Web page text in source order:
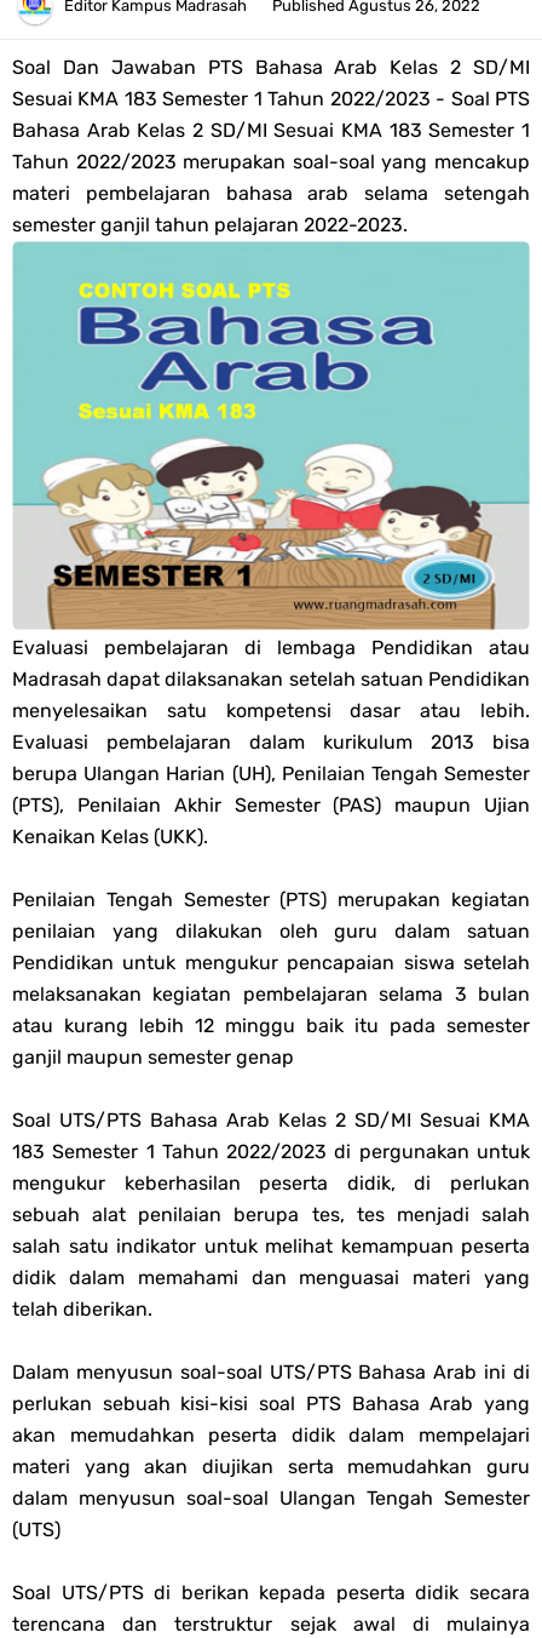
Tahun 2026
Bank Soal PAT Semester 2 Kelas 4 SD/MI Tahun 2026
Pendaftaran Akun Google Workspace bagi GTK Madrasah
Panduan GOOGLE WORKSPACE (GWS) Untuk Guru Madrasah
Bank Soal ASAT/PAT Kelas 5 SD/MI Kurikulum Merdeka Tahun 2026
Bank Soal PAT Kelas 6 SD/MI Semester 2 Kurikulum Merdeka Tahun
2026
Kisi-kisi Soal US/UM Jenjang SD/MI Tahun 2026 Lengkap
POS UM Jenjang MI, MTs Dan MA Tahun 2026
Jawaban Tugas Mandiri Dan Tugas Refleksi Modul Pedagogik SKI
PPG 2025
Jawaban Tugas Mandiri Dan Tugas Refleksi Modul Pedagogik Fiqih
PPG 2025
Jawaban Tugas Mandiri Dan Tugas Refleksi Modul Pedagogik Akidah
Akhlak PPG 2025
Qur'an Hadis PPG 2025
Soal OMI Geografi Terintegrasi Jenjang MA
Soal OMI Ekonomi Terintegrasi Jenjang MA
Soal OMI KIMIA Terintegrasi Jenjang MA
Unduh Buku Teks Utama (BTU) Mapel Akidah Akhlak Jenang MI, MTs
Dan MA Tahun 2026
Saturday, 8 August
Editor Kampus Madrasah Published Agustus 26, 2022
Soal Dan Jawaban PTS Bahasa Arab Kelas 2 SD/MI
Sesuai KMA 183 Semester 1 Tahun 2022/2023 - Soal PTS
Bahasa Arab Kelas 2 SD/MI Sesuai KMA 183 Semester 1
Tahun 2022/2023 merupakan soal-soal yang mencakup
materi pembelajaran bahasa arab selama setengah
semester ganjil tahun pelajaran 2022-2023.
Evaluasi pembelajaran di lembaga Pendidikan atau
Madrasah dapat dilaksanakan setelah satuan Pendidikan
menyelesaikan satu kompetensi dasar atau lebih.
Evaluasi pembelajaran dalam kurikulum 2013 bisa
berupa Ulangan Harian (UH), Penilaian Tengah Semester
(PTS), Penilaian Akhir Semester (PAS) maupun Ujian
Kenaikan Kelas (UKK).
Penilaian Tengah Semester (PTS) merupakan kegiatan
penilaian yang dilakukan oleh guru dalam satuan
Pendidikan untuk mengukur pencapaian siswa setelah
melaksanakan kegiatan pembelajaran selama 3 bulan
atau kurang lebih 12 minggu baik itu pada semester
ganjil maupun semester genap
Soal UTS/PTS Bahasa Arab Kelas 2 SD/MI Sesuai KMA
183 Semester 1 Tahun 2022/2023 di pergunakan untuk
mengukur keberhasilan peserta didik, di perlukan
sebuah alat penilaian berupa tes, tes menjadi salah
salah satu indikator untuk melihat kemampuan peserta
didik dalam memahami dan menguasai materi yang
telah diberikan.
Dalam menyusun soal-soal UTS/PTS Bahasa Arab ini di
perlukan sebuah kisi-kisi soal PTS Bahasa Arab yang
akan memudahkan peserta didik dalam mempelajari
materi yang akan diujikan serta memudahkan guru
dalam menyusun soal-soal Ulangan Tengah Semester
(UTS)
Soal UTS/PTS di berikan kepada peserta didik secara
terencana dan terstruktur sejak awal di mulainya